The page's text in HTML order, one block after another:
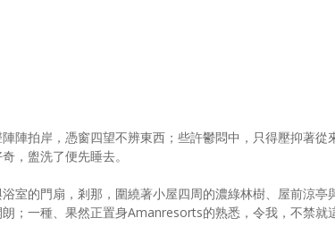
陣拍岸，憑窗四望不辨東西；些許鬱悶中，只得壓抑著從
，盥洗了便先睡去。
室的門扇，剎那，圍繞著小屋四周的濃綠林樹、屋前涼亭
；一種、果然正置身Amanresorts的熟悉，令我，不禁就